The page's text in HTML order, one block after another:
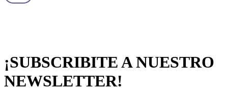
¡SUBSCRIBITE A NUESTRO
NEWSLETTER!